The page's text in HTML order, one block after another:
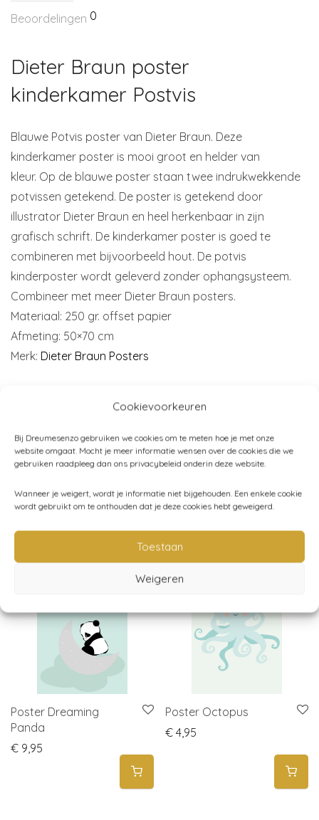
Cookievoorkeuren
Bij Dreumesenzo gebruiken we cookies om te meten hoe je met onze
website omgaat. Mocht je meer informatie wensen over de cookies die we
gebruiken raadpleeg dan ons privacybeleid onderin deze website.
Wanneer je weigert, wordt je informatie niet bijgehouden. Een enkele cookie
wordt gebruikt om te onthouden dat je deze cookies hebt geweigerd.
Toestaan
Weigeren
Beoordelingen 0
Dieter Braun poster
kinderkamer Postvis
Blauwe Potvis poster van Dieter Braun. Deze
kinderkamer poster is mooi groot en helder van
kleur. Op de blauwe poster staan twee indrukwekkende
potvissen getekend. De poster is getekend door
illustrator Dieter Braun en heel herkenbaar in zijn
grafisch schrift. De kinderkamer poster is goed te
combineren met bijvoorbeeld hout. De potvis
kinderposter wordt geleverd zonder ophangsysteem.
Combineer met meer Dieter Braun posters.
Materiaal: 250 gr. offset papier
Afmeting: 50×70 cm
Merk: Dieter Braun Posters
Categorieën:Dieter Braun,Kinderkamer,Posters,
Wanddecoratie
Gerelateerde producten
Poster Dreaming
Panda
€ 9,95
Poster Octopus
€ 4,95